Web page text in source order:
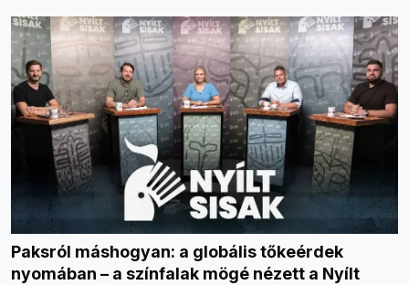
Paksról máshogyan: a globális tőkeérdek
nyomában – a színfalak mögé nézett a Nyílt